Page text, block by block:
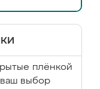
плёнкой
ваш выбор